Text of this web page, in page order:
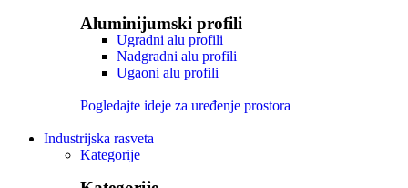
Aluminijumski profili
Ugradni alu profili
Nadgradni alu profili
Ugaoni alu profili
Pogledajte ideje za uređenje prostora
Industrijska rasveta
Kategorije